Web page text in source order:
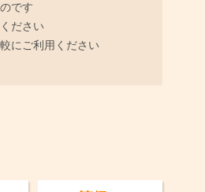
です
ださい
にご利用ください